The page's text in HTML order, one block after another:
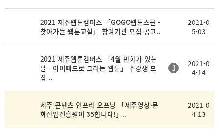
2021 제주웹툰캠퍼스 「GOGO웹툰스쿨 -
찾아가는 웹툰교실」 참여기관 모집 공고..
2021-0
5-03
2021 제주웹툰캠퍼스 「4월 만화가 있는
날 - 아이패드로 그리는 웹툰」 수강생 모
집 ..
1
2021-0
4-14
제주 콘텐츠 인프라 오프닝 「제주영상·문
화산업진흥원이 35합니다!」..
2021-0
4-13